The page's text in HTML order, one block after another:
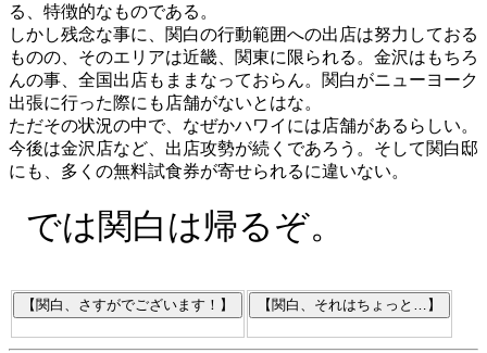
る、特徴的なものである。
しかし残念な事に、関白の行動範囲への出店は努力しておる
ものの、そのエリアは近畿、関東に限られる。金沢はもちろ
んの事、全国出店もままなっておらん。関白がニューヨーク
出張に行った際にも店舗がないとはな。
ただその状況の中で、なぜかハワイには店舗があるらしい。
今後は金沢店など、出店攻勢が続くであろう。そして関白邸
にも、多くの無料試食券が寄せられるに違いない。
では関白は帰るぞ。